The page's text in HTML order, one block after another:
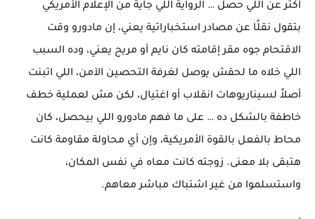
أكتر عن اللي حصل … الرواية اللي جاية من الإعلام الأمريكي
بتقول نقلًا عن مصادر استخباراتية يعني، إن مادورو وقت
الاقتحام جوه مقر إقامته كان نايم أو مريح يعني، وده السبب
اللي خلاه ما لحقش يوصل لغرفة التحصين الآمن، اللي اتبنت
أصلاً لسيناريوهات انقلاب أو اغتيال، لكن مش لعملية خطف
خاطفة بالشكل ده … على ما فهم مادورو اللي بيحصل، كان
محاط بالفعل بالقوة الأمريكية، وإن أي محاولة مقاومة كانت
هتبقى بلا معنى. زوجته كانت معاه في نفس المكان،
واستسلموا من غير اشتباك مباشر معاهم.